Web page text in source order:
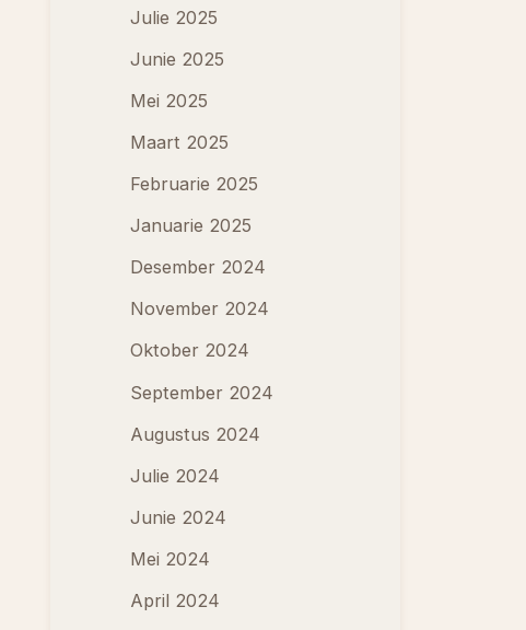
Julie 2025
Junie 2025
Mei 2025
Maart 2025
Februarie 2025
Januarie 2025
Desember 2024
November 2024
Oktober 2024
September 2024
Augustus 2024
Julie 2024
Junie 2024
Mei 2024
April 2024